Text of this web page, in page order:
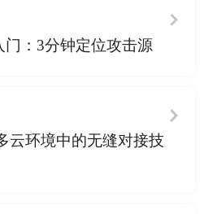
门：3分钟定位攻击源
云环境中的无缝对接技